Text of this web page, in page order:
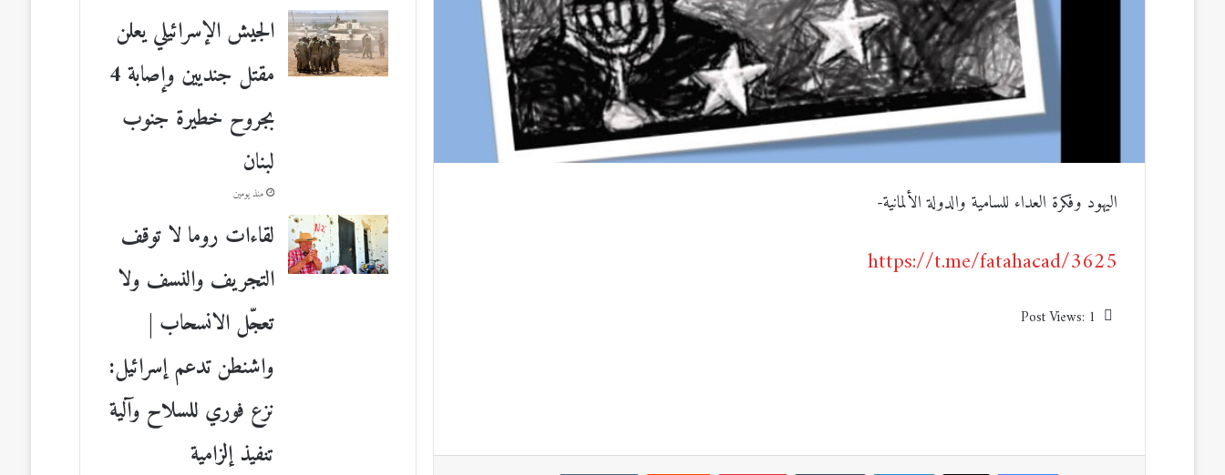
اليهود وفكرة العداء للسامية والدولة الألمانية-
https://t.me/fatahacad/3625
Post Views: 1
الجيش الإسرائيلي يعلن
مقتل جنديين وإصابة 4
بجروح خطيرة جنوب
لبنان
منذ يومين
لقاءات روما لا توقف
التجريف والنسف ولا
تعجّل الانسحاب |
واشنطن تدعم إسرائيل:
نزع فوري للسلاح وآلية
تنفيذ إلزامية